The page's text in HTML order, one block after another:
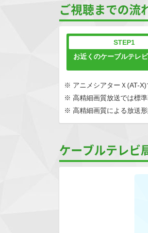
ご視聴までの流
STEP1
お近くのケーブルテレ
※ アニメシアターＸ(AT-X)
※ 高精細画質放送では標準
※ 高精細画質による放送
ケーブルテレビ